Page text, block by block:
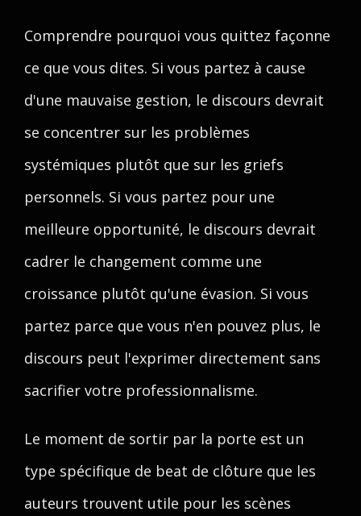
Comprendre pourquoi vous quittez façonne
ce que vous dites. Si vous partez à cause
d'une mauvaise gestion, le discours devrait
se concentrer sur les problèmes
systémiques plutôt que sur les griefs
personnels. Si vous partez pour une
meilleure opportunité, le discours devrait
cadrer le changement comme une
croissance plutôt qu'une évasion. Si vous
partez parce que vous n'en pouvez plus, le
discours peut l'exprimer directement sans
sacrifier votre professionnalisme.
Le moment de sortir par la porte est un
type spécifique de beat de clôture que les
auteurs trouvent utile pour les scènes